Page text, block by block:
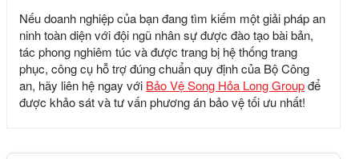
Nếu doanh nghiệp của bạn đang tìm kiếm một giải pháp an
ninh toàn diện với đội ngũ nhân sự được đào tạo bài bản,
tác phong nghiêm túc và được trang bị hệ thống trang
phục, công cụ hỗ trợ đúng chuẩn quy định của Bộ Công
an, hãy liên hệ ngay với BảoVệ Song Hỏa Long Groupđể
được khảo sát và tư vấn phương án bảo vệ tối ưu nhất!